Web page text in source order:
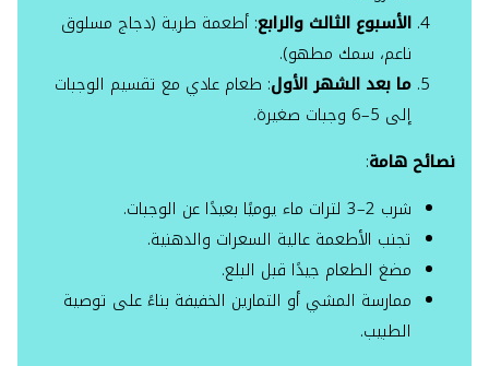
الأسبوع الثالث والرابع: أطعمة طرية (دجاج مسلوق
ناعم، سمك مطهو).
ما بعد الشهر الأول: طعام عادي مع تقسيم الوجبات
إلى 5–6 وجبات صغيرة.
نصائح هامة:
شرب 2–3 لترات ماء يوميًا بعيدًا عن الوجبات.
تجنب الأطعمة عالية السعرات والدهنية.
مضغ الطعام جيدًا قبل البلع.
ممارسة المشي أو التمارين الخفيفة بناءً على توصية
الطبيب.